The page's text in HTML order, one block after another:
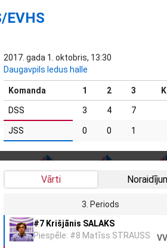
EVHS
2017. gada 1. oktobris, 13:30
Daugavpils ledus halle
Komanda 1 2 3
DSS 3 4 7
JSS 0 0 1
Vārti
3. Periods
#7 Krišjānis SALAKS
Piespēle: #8 Matīss STRAUSS